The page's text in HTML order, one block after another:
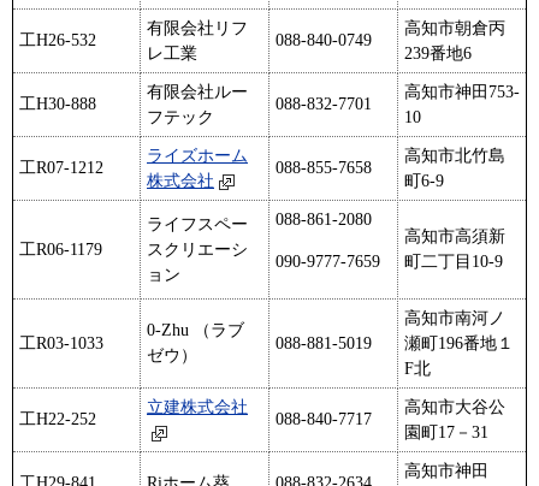
工H26-532
有限会社リフ
レ工業
088-840-0749
高知市朝倉丙
239番地6
工H30-888
有限会社ルー
フテック
088-832-7701
高知市神田753-
10
工R07-1212
ライズホーム
株式会社
088-855-7658
高知市北竹島
町6-9
工R06-1179
ライフスペー
スクリエーシ
ョン
088-861-2080
090-9777-7659
高知市高須新
町二丁目10-9
工R03-1033
0-Zhu （ラブ
ゼウ）
088-881-5019
高知市南河ノ
瀬町196番地１
F北
工H22-252
立建株式会社
088-840-7717
高知市大谷公
園町17－31
工H29-841 Riホーム葵 088-832-2634
高知市神田